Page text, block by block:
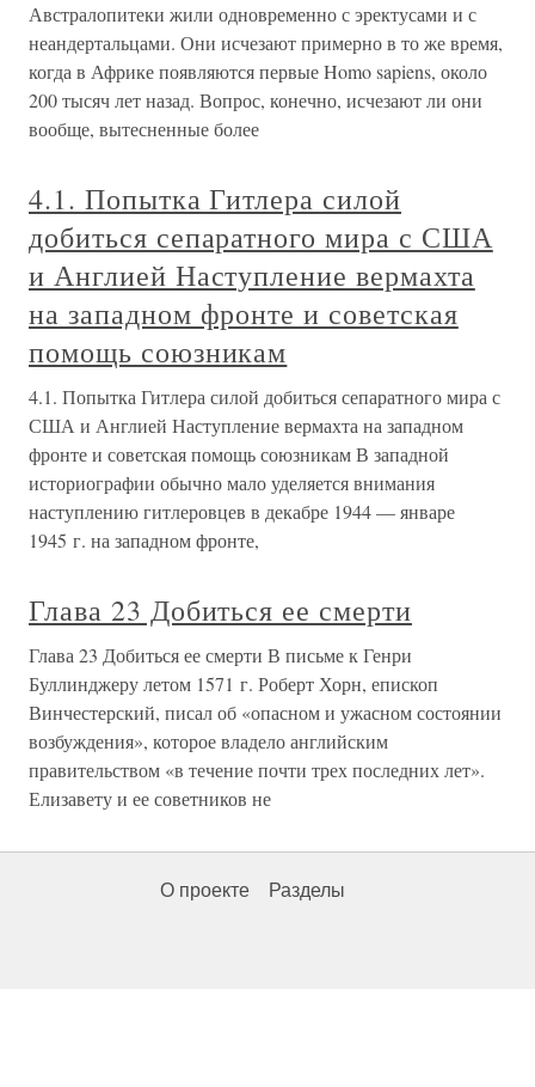
Австралопитеки жили одновременно с эректусами и с
неандертальцами. Они исчезают примерно в то же время,
когда в Африке появляются первые Homo sapiens, около
200 тысяч лет назад. Вопрос, конечно, исчезают ли они
вообще, вытесненные более
4.1. Попытка Гитлера силой
добиться сепаратного мира с США
и Англией Наступление вермахта
на западном фронте и советская
помощь союзникам
4.1. Попытка Гитлера силой добиться сепаратного мира с
США и Англией Наступление вермахта на западном
фронте и советская помощь союзникам В западной
историографии обычно мало уделяется внимания
наступлению гитлеровцев в декабре 1944 — январе
1945 г. на западном фронте,
Глава 23 Добиться ее смерти
Глава 23 Добиться ее смерти В письме к Генри
Буллинджеру летом 1571 г. Роберт Хорн, епископ
Винчестерский, писал об «опасном и ужасном состоянии
возбуждения», которое владело английским
правительством «в течение почти трех последних лет».
Елизавету и ее советников не
О проекте Разделы